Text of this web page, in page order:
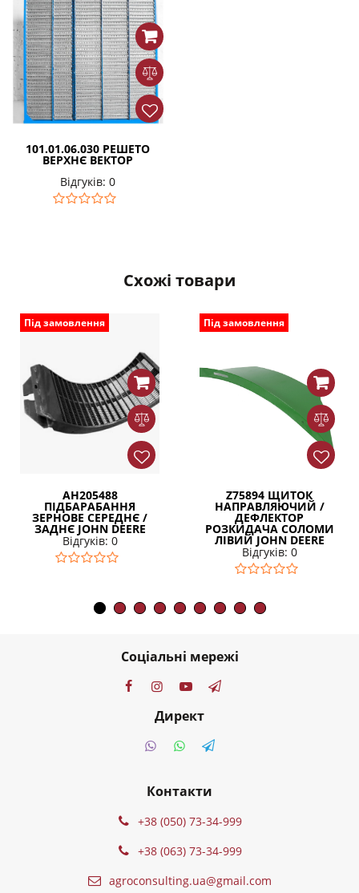
101.01.06.030 РЕШЕТО
ВЕРХНЄ ВЕКТОР
Відгуків: 0
Схожі товари
Під замовлення
AH205488
ПІДБАРАБАННЯ
ЗЕРНОВЕ СЕРЕДНЄ /
ЗАДНЄ JOHN DEERE
Відгуків: 0
Під замовлення
Z75894 ЩИТОК
НАПРАВЛЯЮЧИЙ /
ДЕФЛЕКТОР
РОЗКИДАЧА СОЛОМИ
ЛІВИЙ JOHN DEERE
Відгуків: 0
Соціальні мережі
Директ
Контакти
+38 (050) 73-34-999
+38 (063) 73-34-999
agroconsulting.ua@gmail.com